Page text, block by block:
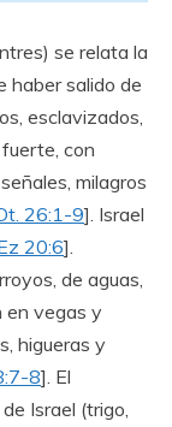
haber salido de
esclavizados,
con
milagros
26:1-9]. Israel
20:6].
de aguas,
en vegas y
higueras y
8]. El
Israel (trigo,